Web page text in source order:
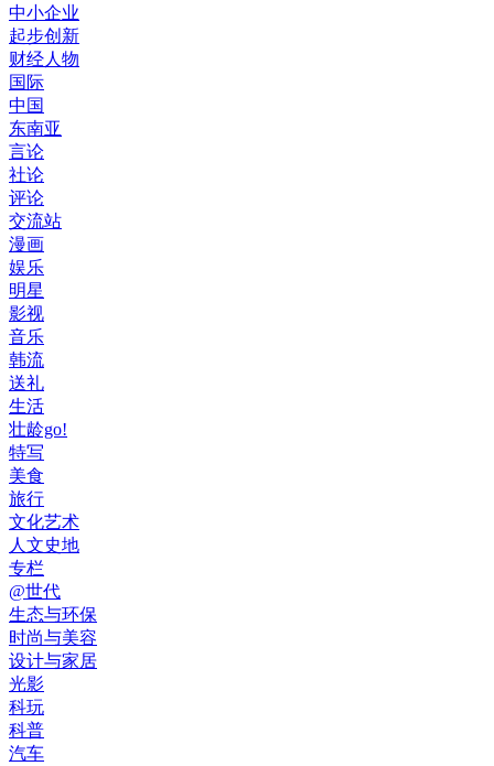
中小企业
起步创新
财经人物
国际
中国
东南亚
言论
社论
评论
交流站
漫画
娱乐
明星
影视
音乐
韩流
送礼
生活
壮龄go!
特写
美食
旅行
文化艺术
人文史地
专栏
@世代
生态与环保
时尚与美容
设计与家居
光影
科玩
科普
汽车